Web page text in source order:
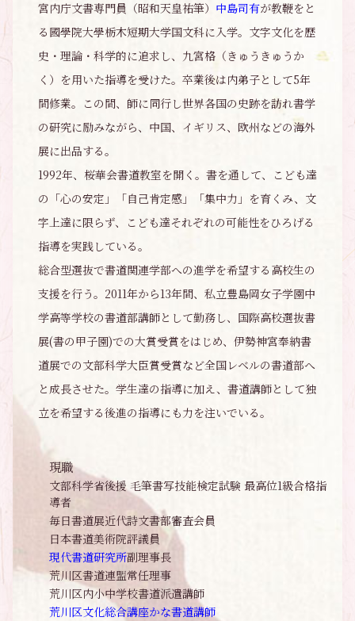
宮内庁文書専門員（昭和天皇祐筆） 中島司有が教鞭をと
る國學院大學栃木短期大学国文科に入学。文字文化を歴
史・理論・科学的に追求し、九宮格（きゅうきゅうか
く）を用いた指導を受けた。卒業後は内弟子として5年
間修業。この間、師に同行し世界各国の史跡を訪れ書学
の研究に励みながら、中国、イギリス、欧州などの海外
展に出品する。
1992年、桜華会書道教室を開く。書を通して、こども達
の「心の安定」「自己肯定感」「集中力」を育くみ、文
字上達に限らず、こども達それぞれの可能性をひろげる
指導を実践している。
総合型選抜で書道関連学部への進学を希望する高校生の
支援を行う。2011年から13年間、私立豊島岡女子学園中
学高等学校の書道部講師として勤務し、国際高校選抜書
展(書の甲子園)での大賞受賞をはじめ、伊勢神宮奉納書
道展での文部科学大臣賞受賞など全国レベルの書道部へ
と成長させた。学生達の指導に加え、書道講師として独
立を希望する後進の指導にも力を注いでいる。
現職
文部科学省後援 毛筆書写技能検定試験 最高位1級合格指
導者
毎日書道展近代詩文書部審査会員
日本書道美術院評議員
現代書道研究所副理事長
荒川区書道連盟常任理事
荒川区内小中学校書道派遣講師
荒川区文化総合講座かな書道講師